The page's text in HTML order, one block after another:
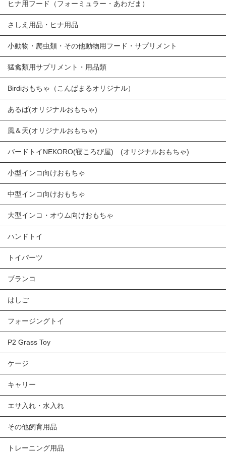
ヒナ用フード（フォーミュラー・あわだま）
さしえ用品・ヒナ用品
小動物・爬虫類・その他動物用フード・サプリメント
猛禽類用サプリメント・用品類
Birdiおもちゃ（こんぱまるオリジナル）
あるば(オリジナルおもちゃ)
風＆天(オリジナルおもちゃ)
バードトイNEKORO(寝ころび屋) (オリジナルおもちゃ)
小型インコ向けおもちゃ
中型インコ向けおもちゃ
大型インコ・オウム向けおもちゃ
ハンドトイ
トイパーツ
ブランコ
はしご
フォージングトイ
P2 Grass Toy
ケージ
キャリー
エサ入れ・水入れ
その他飼育用品
トレーニング用品